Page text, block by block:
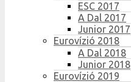
ESC 2017
A Dal 2017
Junior 2017
Eurovízió 2018
A Dal 2018
Junior 2018
Eurovízió 2019